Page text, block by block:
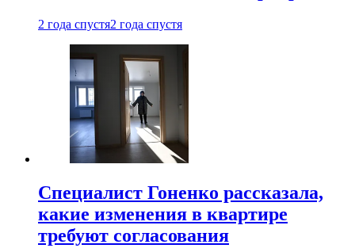
2 года спустя2 года спустя
Специалист Гоненко рассказала,
какие изменения в квартире
требуют согласования